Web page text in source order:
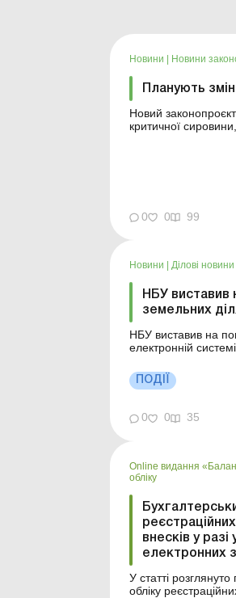
Новини Новини
Планують
Новий
критичної
0 0 99
Новини Ділові новини
НБУ виставив
земельних
НБУ виставив на
електронній
Купівля-продаж
слід сплатити та як
купівлі-продажу
ПОДІЇ
0 0 35
Online видання
обліку
реєстраційних
внесків у разі
електронних
У статті
обліку